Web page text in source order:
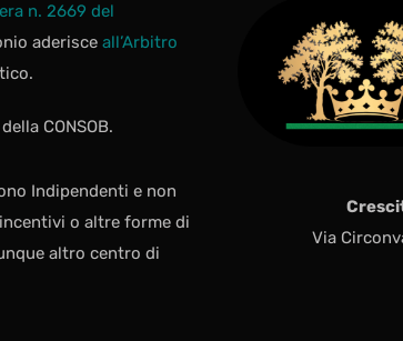
n. 2669 del
aderisce all’Arbitro
CONSOB.
Indipendenti e non
o altre forme di
altro centro di
Via